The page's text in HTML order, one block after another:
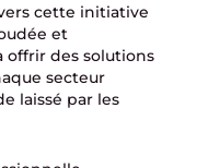
cette initiative
et
offrir des solutions
secteur
laissé par les